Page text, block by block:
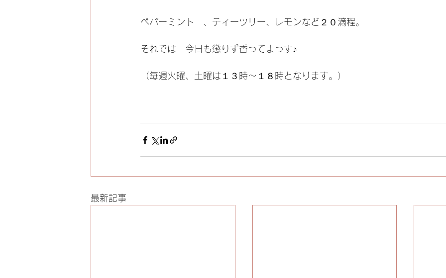
ペパーミント　、ティーツリー、レモンなど２０滴程。
それでは　今日も懲りず香ってまっす♪
（毎週火曜、土曜は１３時～１８時となります。）
最新記事